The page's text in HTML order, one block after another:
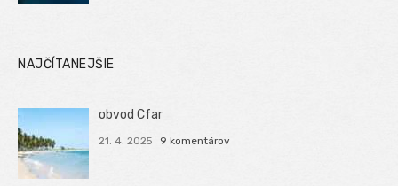
NAJČÍTANEJŠIE
obvod Cfar
21. 4. 2025 9 komentárov